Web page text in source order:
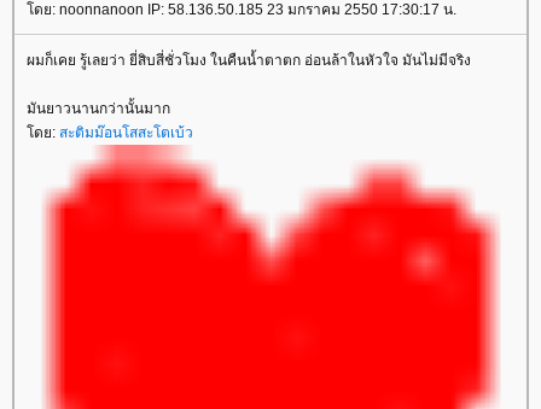
ดย: noonnanoon IP: 58.136.50.185 23 มกราคม 2550 17:30:17 น.
ผมก็เคย รู้เลยว่า ยี่สิบสี่ชั่วโมง ในคืนน้ำตาตก อ่อนล้าในหัวใจ มันไม่มีจริง
มันยาวนานกว่านั้นมาก
ดย: สะติมม๊อนโสสะโตเบ้ว